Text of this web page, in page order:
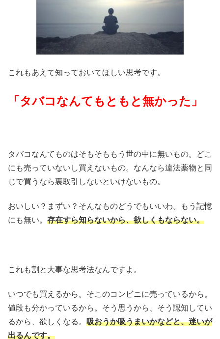
これもあえて知っておいてほしい思考です。
「タバコなんてもともと無かった」
タバコなんてものはそもそももう世の中に無いもの。どこ
にも売っていないし買えないもの。なんなら違法薬物と同
じで買うなら裏取引しないといけないもの。
おいしい？まずい？そんなものどうでもいいわ。もう記憶
にも無い。 存在すら知らないから、欲しくもならない。
これも割と大事な思考法なんですよ。
いつでも買えるから。そこのコンビニに売っているから。
値段も分かっているから。そう思うから、そう認知してい
るから、欲しくなる。 吸おうか吸うまいかなどと、迷いが
出るんです。